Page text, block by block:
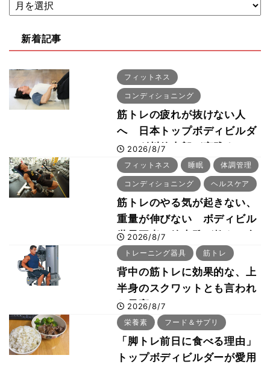
新着記事
フィットネス
コンディショニング
筋トレの疲れが抜けない人
へ 日本トップボディビルダ
ー・刈川啓志郎が実践する
「回復習慣」
2026/8/7
フィットネス 睡眠 体調管理
コンディショニング ヘルスケア
筋トレのやる気が起きない、
重量が伸びない ボディビル
世界王者・鈴木雅が教える食
事・睡眠・呼吸の整え方
2026/8/7
トレーニング器具 筋トレ
背中の筋トレに効果的な、上
半身のスクワットとも言われ
た最高マシン“ノーチラス・
プルオーバーマシン”とは？
2026/8/7
栄養素 フード＆サプリ
「脚トレ前日に食べる理由」
トップボディビルダーが愛用